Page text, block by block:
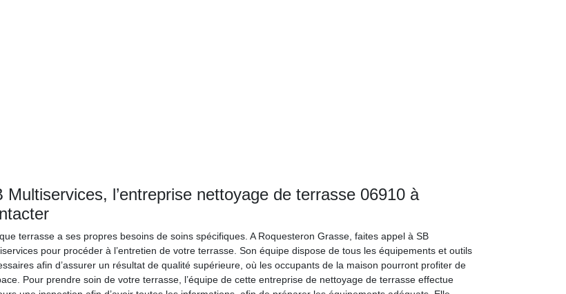
Multiservices, l’entreprise nettoyage de terrasse 06910 à
terrasse a ses propres besoins de soins spécifiques. A Roquesteron Grasse, faites appel à SB
pour procéder à l’entretien de votre terrasse. Son équipe dispose de tous les équipements et outils
afin d’assurer un résultat de qualité supérieure, où les occupants de la maison pourront profiter de
Pour prendre soin de votre terrasse, l’équipe de cette entreprise de nettoyage de terrasse effectue